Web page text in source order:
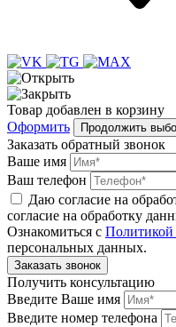
Товар добавлен в корзину
Оформить
Продолжить
Заказать обратный звонок
Ваше имя
Ваш телефон
Даю согласие на
согласие на обработку
Ознакомиться с Политикой
персональных данных.
Получить консультацию
Введите Ваше имя
Введите номер телефона